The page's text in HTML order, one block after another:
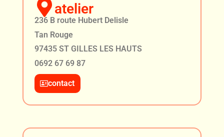
atelier
236 B route Hubert Delisle
Tan Rouge
97435 ST GILLES LES HAUTS
0692 67 69 87
contact